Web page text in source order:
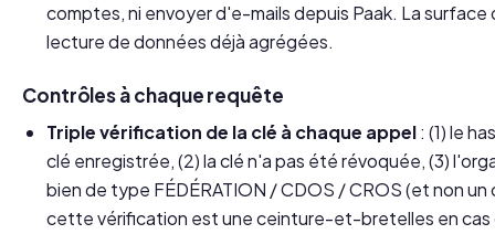
comptes, ni envoyer d'e-mails depuis Paak. La
lecturede données déjà agrégées.
Contrôles à chaque requête
Triple vérification de la clé à chaque appel: (1) le
clé enregistrée, (2) la clé n'a pas été révoquée, (3)
bien de type FÉDÉRATION / CDOS / CROS (et non
cette vérification est une ceinture-et-bretelles en cas